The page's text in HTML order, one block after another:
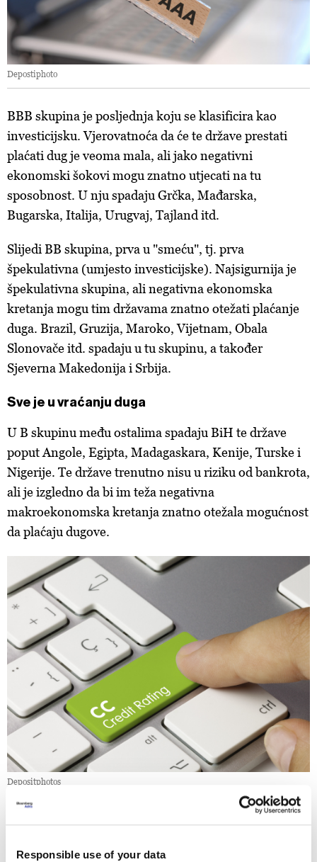
Responsible use of your data
Depostiphoto
BBB skupina je posljednja koju se klasificira kao
investicijsku. Vjerovatnoća da će te države prestati
plaćati dug je veoma mala, ali jako negativni
ekonomski šokovi mogu znatno utjecati na tu
sposobnost. U nju spadaju Grčka, Mađarska,
Bugarska, Italija, Urugvaj, Tajland itd.
Slijedi BB skupina, prva u "smeću", tj. prva
špekulativna (umjesto investicijske). Najsigurnija je
špekulativna skupina, ali negativna ekonomska
kretanja mogu tim državama znatno otežati plaćanje
duga. Brazil, Gruzija, Maroko, Vijetnam, Obala
Slonovače itd. spadaju u tu skupinu, a također
Sjeverna Makedonija i Srbija.
Sve je u vraćanju duga
U B skupinu među ostalima spadaju BiH te države
poput Angole, Egipta, Madagaskara, Kenije, Turske i
Nigerije. Te države trenutno nisu u riziku od bankrota,
ali je izgledno da bi im teža negativna
makroekonomska kretanja znatno otežala mogućnost
da plaćaju dugove.
Depositphotos
Skupine CCC, CC i C rezervirane su za države koje bi